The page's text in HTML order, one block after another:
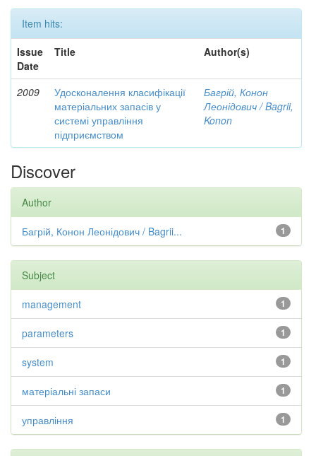
Item hits:
Issue
Date
Title Author(s)
2009
Удосконалення класифікації
матеріальних запасів у
системі управління
підприємством
Багрій, Конон
Леонідович / Bagrii,
Konon
Discover
Author
1
Багрій, Конон Леонідович / Bagrii...
Subject
1
management
1
parameters
1
system
1
матеріальні запаси
1
управління